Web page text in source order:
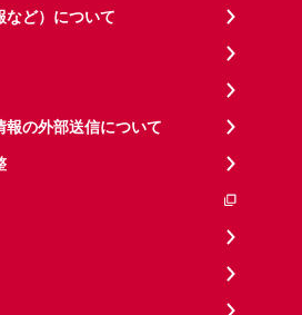
など）について
報の外部送信について